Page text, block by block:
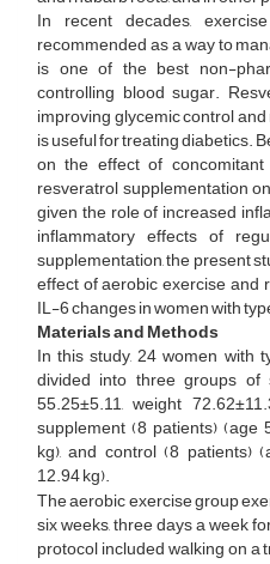
In recent decades,
recommended as a way to
is one of the best non-
controlling blood sugar.
improving glycemic control
is useful for treating diabetics.
on the effect of
resveratrol supplementation
given the role of increased
inflammatory effects of
supplementation, the present
effect of aerobic exercise and
IL-6 changes in women with
Materials and Methods
In this study, 24 women with
divided into three groups of
55.25±5.11, weight
supplement (8 patients) (age
kg), and control (8 patients)
12.94 kg).
The aerobic exercise group
six weeks, three days a week
protocol included walking on